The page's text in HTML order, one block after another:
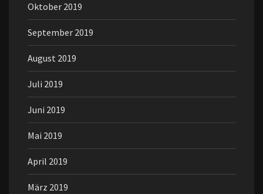
Oktober 2019
September 2019
August 2019
Juli 2019
Juni 2019
Mai 2019
April 2019
März 2019